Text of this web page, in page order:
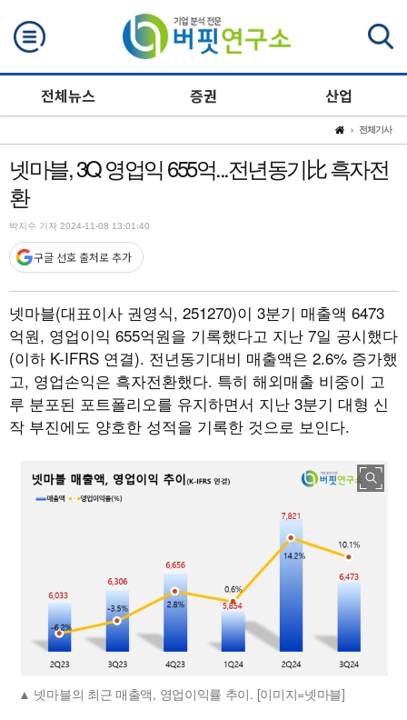
전체뉴스 증권 산업
전체기사
넷마블, 3Q 영업익 655억...전년동기比 흑자전
환
박지수 기자 2024-11-08 13:01:40
구글 선호 출처로 추가
넷마블(대표이사 권영식, 251270)이 3분기 매출액 6473
억원, 영업이익 655억원을 기록했다고 지난 7일 공시했다
(이하 K-IFRS 연결). 전년동기대비 매출액은 2.6% 증가했
고, 영업손익은 흑자전환했다. 특히 해외매출 비중이 고
루 분포된 포트폴리오를 유지하면서 지난 3분기 대형 신
작 부진에도 양호한 성적을 기록한 것으로 보인다.
넷마블의 최근 매출액, 영업이익률 추이. [이미지=넷마블]
검색